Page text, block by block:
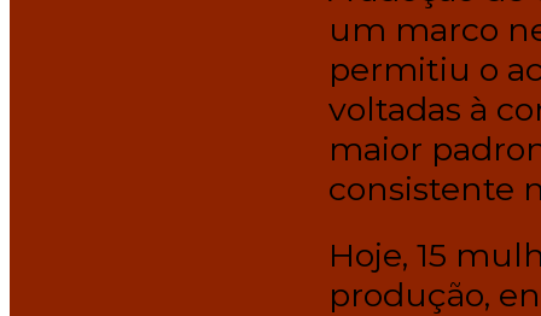
um marco
permitiu o
voltadas à
maior
consistente
Hoje, 15
produção,